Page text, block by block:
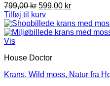
799,00kr Den
oprindelige
pris
var:
599,00 krDen
pris
er:
Tilføj til kurv
Vis
House Doctor
Krans, Wild moss, Natur fra